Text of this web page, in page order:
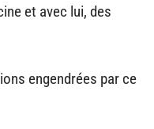
et avec lui, des
engendrées par ce